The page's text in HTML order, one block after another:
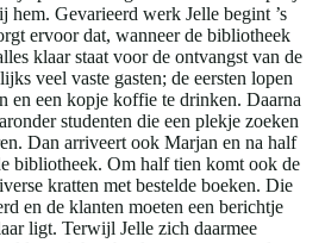
hem. Gevarieerd werk Jelle begint ’s
ervoor dat, wanneer de bibliotheek
klaar staat voor de ontvangst van de
veel vaste gasten; de eersten lopen
en een kopje koffie te drinken. Daarna
studenten die een plekje zoeken
Dan arriveert ook Marjan en na half
bibliotheek. Om half tien komt ook de
kratten met bestelde boeken. Die
en de klanten moeten een berichtje
ligt. Terwijl Jelle zich daarmee